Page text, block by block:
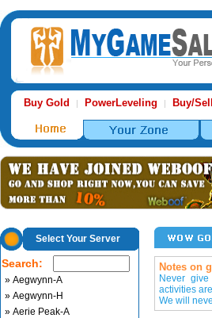
Buy Gold | PowerLeveling | Buy/
Select Your Server
Search:
» Aegwynn-A
» Aegwynn-H
» Aerie Peak-A
Notes on
Never
activities
We will